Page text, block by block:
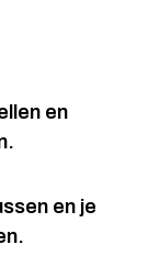
en
en je